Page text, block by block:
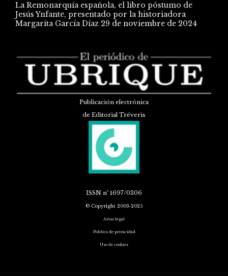
La Remonarquía española, el libro póstumo de
Jesús Ynfante, presentado por la historiadora
Margarita García Díaz 29 de noviembre de 2024
Publicación electrónica
de Editorial Tréveris
ISSN nº 1697/0306
© Copyright 2003-2025
Aviso legal
Política de privacidad
Uso de cookies